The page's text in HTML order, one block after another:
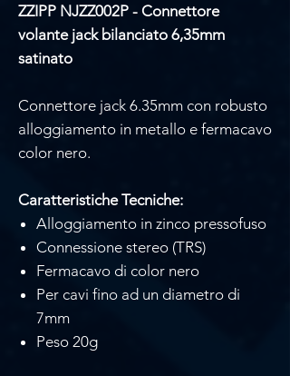
ZZIPP NJZZ002P - Connettore
volante jack bilanciato 6,35mm
satinato
Connettore jack 6.35mm con robusto
alloggiamento in metallo e fermacavo
color nero.
Caratteristiche Tecniche:
Alloggiamento in zinco pressofuso
Connessione stereo (TRS)
Fermacavo di color nero
Per cavi fino ad un diametro di
7mm
Peso 20g